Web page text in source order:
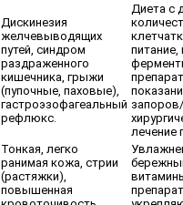
Дискинезия
желчевыводящих
путей, синдром
раздраженного
кишечника, грыжи
(пупочные, паховые),
гастроэзофагеальный
рефлюкс.
Диета с
питание,
лечение
Тонкая, легко
ранимая кожа, стрии
(растяжки),
повышенная